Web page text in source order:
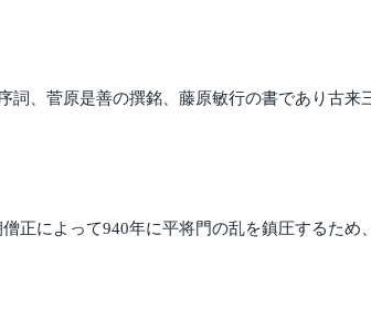
、菅原是善の撰銘、藤原敏行の書であり古来
正によって940年に平将門の乱を鎮圧するた